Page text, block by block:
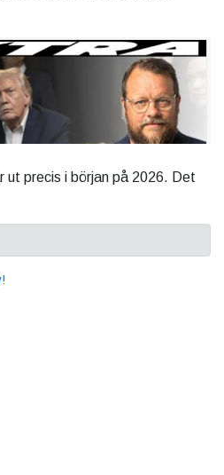
ut precis i början på 2026. Det